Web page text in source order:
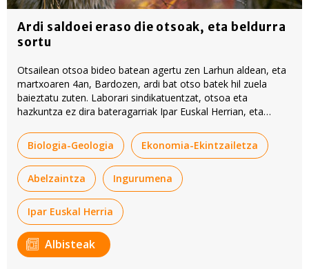
Ardi saldoei eraso die otsoak, eta beldurra
sortu
Otsailean otsoa bideo batean agertu zen Larhun aldean, eta
martxoaren 4an, Bardozen, ardi bat otso batek hil zuela
baieztatu zuten. Laborari sindikatuentzat, otsoa eta
hazkuntza ez dira bateragarriak Ipar Euskal Herrian, eta
Biologia-Geologia
Ekonomia-Ekintzailetza
Abelzaintza Ingurumena
Ipar Euskal Herria
Albisteak